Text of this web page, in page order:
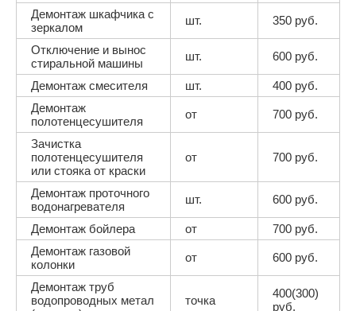
Демонтаж шкафчика с
зеркалом
шт. 350 руб.
Отключение и вынос
стиральной машины
шт. 600 руб.
Демонтаж смесителя шт.
400 руб.
Демонтаж
полотенцесушителя
от 700 руб.
Зачистка
полотенцесушителя
или стояка от краски
от 700 руб.
Демонтаж проточного
водонагревателя
шт. 600 руб.
Демонтаж бойлера от
700 руб.
Демонтаж газовой
колонки
от 600 руб.
Демонтаж труб
водопроводных метал
точка
400(300)
руб.